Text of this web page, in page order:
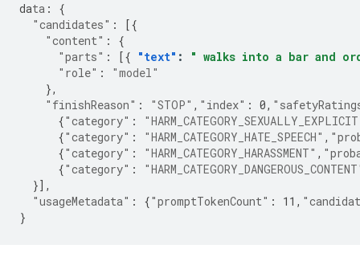
data :
{
"candidates" :
[{
"content" :
{
"parts" : [{ "text" :
" walks into a bar and
"role" :
"model"
},
"finishReason" : "STOP" , "index" : 0,
{"category" :
{"category" : "HARM_CATEGORY_HATE_SPEECH" ,
{"category" : "HARM_CATEGORY_HARASSMENT" ,
{"category" :
}],
"usageMetadata" : {"promptTokenCount" : 11 ,
}